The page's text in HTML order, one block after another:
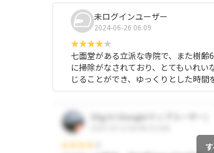
未ログインユーザー
2024-06-26 06:09
七面堂がある立派な寺院で、また樹
に掃除がなされており、とてもいれ
じることができ、ゆっくりとした時間